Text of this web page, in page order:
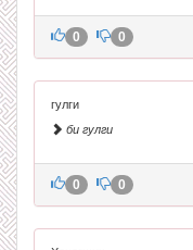
0 0
гулги
би гулги
0 0